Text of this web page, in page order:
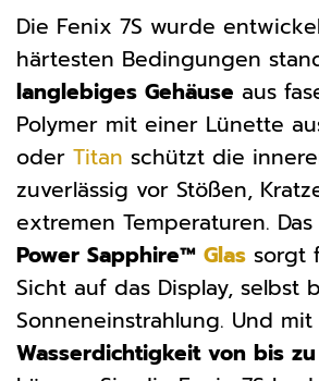
Die Fenix 7S wurde
härtesten Bedingungen
langlebiges Gehäuse aus
Polymer mit einer Lünette
oder Titan schützt die
zuverlässig vor Stößen,
extremen Temperaturen. Das
Power Sapphire™ Glas sorgt
Sicht auf das Display, selbst
Sonneneinstrahlung. Und
Wasserdichtigkeit von bis